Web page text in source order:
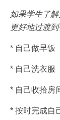
如果学生了
更好地过渡到
* 自己做早饭
* 自己洗衣服
* 自己收拾房
* 按时完成自